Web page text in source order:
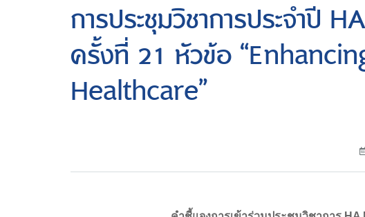
การประชุมวิชาการประจำปี
ครั้งที่ 21 หัวข้อ
Healthcare”